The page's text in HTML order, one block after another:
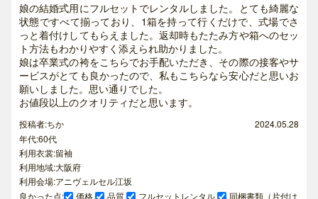
娘の結婚式用にフルセットでレンタルしました。とても綺麗な
状態ですべて揃っており、1箱を持って行くだけで、式場でさ
っと着付けしてもらえました。返却時もたたみ方や箱へのセッ
ト方法もわかりやすく添えられ助かりました。
娘は卒業式の袴をこちらでお手配いただき、その際の接客やサ
ービスがとても良かったので、私もこちらなら安心だと思いお
願いしました。思い通りでした。
お値段以上のクオリティだと思います。
投稿者:ちか
2024.05.28
年代:60代
利用衣裳:留袖
利用地域:大阪府
利用会場:アニヴェルセル江坂
良かった点:
価格 品質 フルセットレンタル
同梱書類（片付け